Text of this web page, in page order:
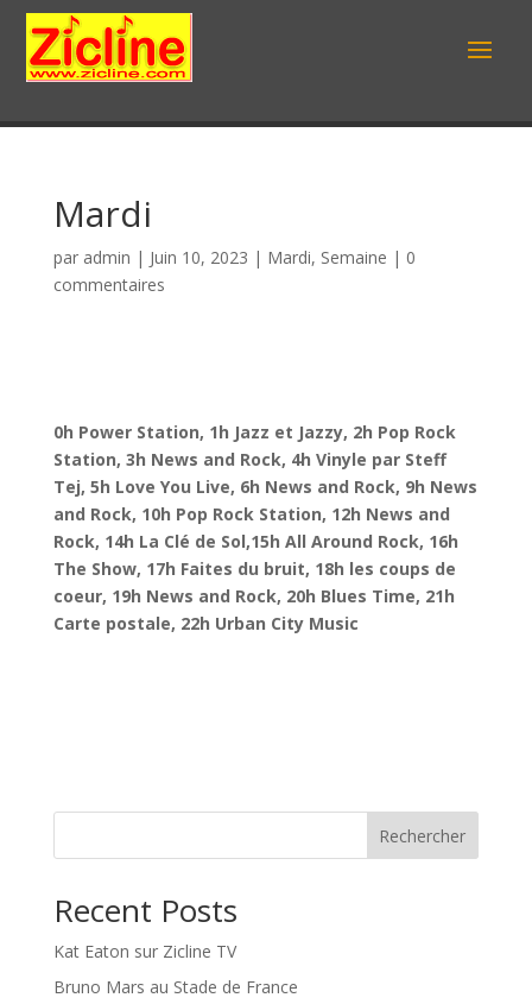
Mardi
par admin | Juin 10, 2023 | Mardi, Semaine | 0
commentaires
0h Power Station, 1h Jazz et Jazzy, 2h Pop Rock
Station, 3h News and Rock, 4h Vinyle par Steff
Tej, 5h Love You Live, 6h News and Rock, 9h News
and Rock, 10h Pop Rock Station, 12h News and
Rock, 14h La Clé de Sol,15h All Around Rock, 16h
The Show, 17h Faites du bruit, 18h les coups de
coeur, 19h News and Rock, 20h Blues Time, 21h
Carte postale, 22h Urban City Music
Rechercher
Recent Posts
Kat Eaton sur Zicline TV
Bruno Mars au Stade de France